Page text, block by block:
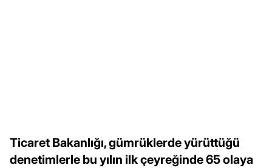
Ticaret Bakanlığı, gümrüklerde yürüttüğü
denetimlerle bu yılın ilk çeyreğinde 65 olaya